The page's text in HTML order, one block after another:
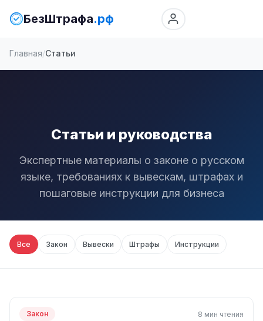
БезШтрафа.рф
Главная Статьи
Статьи и руководства
Экспертные материалы о законе о русском
языке, требованиях к вывескам, штрафах и
пошаговые инструкции для бизнеса
Все Закон Вывески Штрафы Инструкции
Закон 8 мин чтения